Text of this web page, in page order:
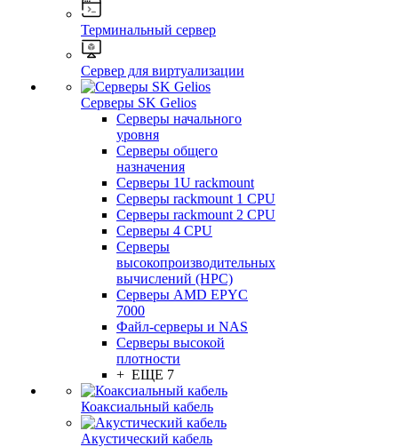
Терминальный сервер
Сервер для виртуализации
Серверы SK Gelios
Серверы начального
уровня
Серверы общего
назначения
Серверы 1U rackmount
Серверы rackmount 1 CPU
Серверы rackmount 2 CPU
Серверы 4 CPU
Серверы
высокопроизводительных
вычислений (HPC)
Серверы AMD EPYC
7000
Файл-серверы и NAS
Серверы высокой
плотности
+ ЕЩЕ 7
Коаксиальный кабель
Акустический кабель